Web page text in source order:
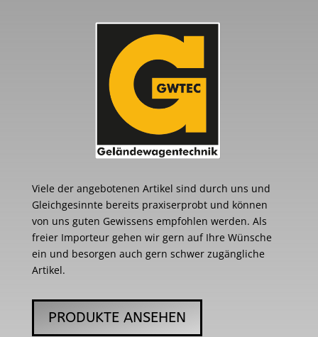
Viele der angebotenen Artikel sind durch uns und
Gleichgesinnte bereits praxiserprobt und können
von uns guten Gewissens empfohlen werden. Als
freier Importeur gehen wir gern auf Ihre Wünsche
ein und besorgen auch gern schwer zugängliche
Artikel.
PRODUKTE ANSEHEN